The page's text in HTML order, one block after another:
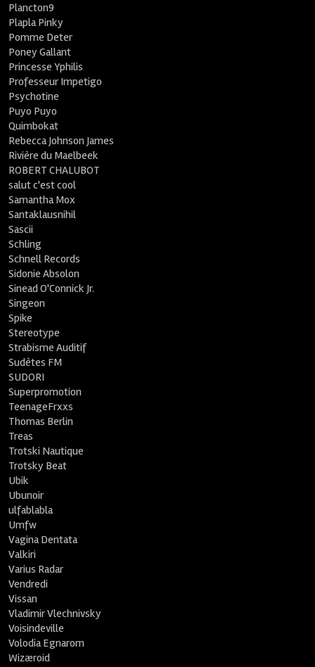
Plancton9
Plapla Pinky
Pomme Deter
Poney Gallant
Princesse Yphilis
Professeur Impetigo
Psychotine
Puyo Puyo
Quimbokat
Rebecca Johnson James
Rivière du Maelbeek
ROBERT CHALUBOT
salut c'est cool
Samantha Mox
Santaklausnihil
Sascii
Schling
Schnell Records
Sidonie Absolon
Sinead O'Connick Jr.
Singeon
Spike
Stereotype
Strabisme Auditif
Sudètes FM
SUDORI
Superpromotion
TeenageFrxxs
Thomas Berlin
Treas
Trotski Nautique
Trotsky Beat
Ubik
Ubunoir
ulfablabla
Umfw
Vagina Dentata
Valkiri
Varius Radar
Vendredi
Vissan
Vladimir Vlechnivsky
Voisindeville
Volodia Egnarom
Wizæroid